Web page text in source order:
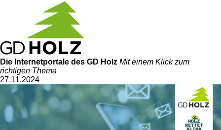
Die Internetportale des GD Holz Mit einem Klick zum
richtigen Thema
27.11.2024